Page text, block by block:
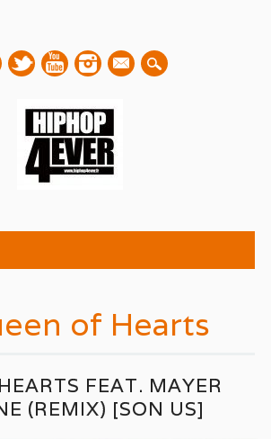
mail
of Hearts
FEAT. MAYER
(REMIX) [SON US]